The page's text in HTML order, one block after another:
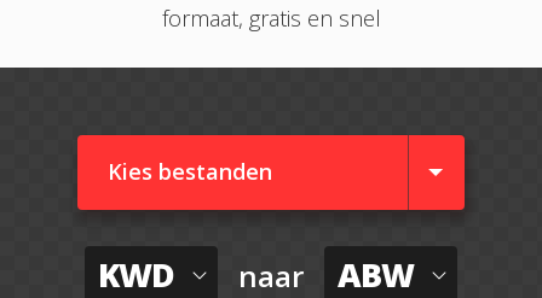
formaat, gratis en snel
Kies bestanden
KWD naar ABW